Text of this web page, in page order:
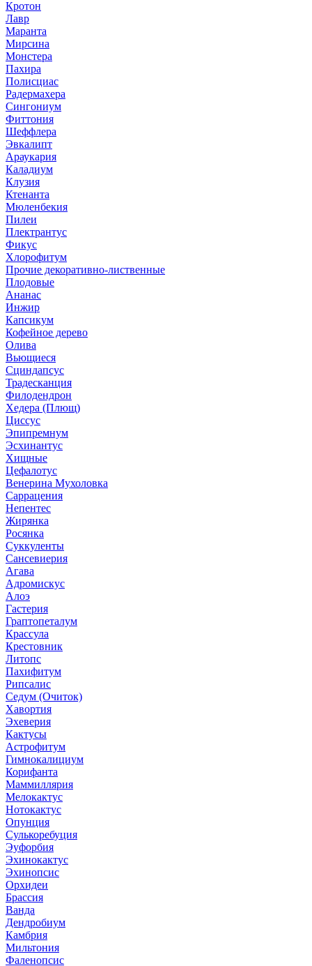
Кротон
Лавр
Маранта
Мирсина
Монстера
Пахира
Полисциас
Радермахера
Сингониум
Фиттония
Шеффлера
Эвкалипт
Араукария
Каладиум
Клузия
Ктенанта
Мюленбекия
Пилеи
Плектрантус
Фикус
Хлорофитум
Прочие декоративно-лиственные
Плодовые
Ананас
Инжир
Капсикум
Кофейное дерево
Олива
Вьющиеся
Сциндапсус
Традесканция
Филодендрон
Хедера (Плющ)
Циссус
Эпипремнум
Эсхинантус
Хищные
Цефалотус
Венерина Мухоловка
Саррацения
Непентес
Жирянка
Росянка
Суккуленты
Сансевиерия
Агава
Адромискус
Алоэ
Гастерия
Граптопеталум
Крассула
Крестовник
Литопс
Пахифитум
Рипсалис
Седум (Очиток)
Хавортия
Эхеверия
Кактусы
Астрофитум
Гимнокалициум
Корифанта
Маммиллярия
Мелокактус
Нотокактус
Опунция
Сулькоребуция
Эуфорбия
Эхинокактус
Эхинопсис
Орхидеи
Брассия
Ванда
Дендробиум
Камбрия
Мильтония
Фаленопсис